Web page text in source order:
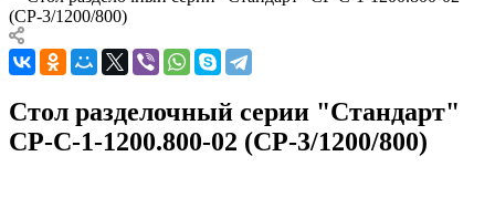
(СР-3/1200/800)
Стол разделочный серии "Стандарт"
СР-С-1-1200.800-02 (СР-3/1200/800)